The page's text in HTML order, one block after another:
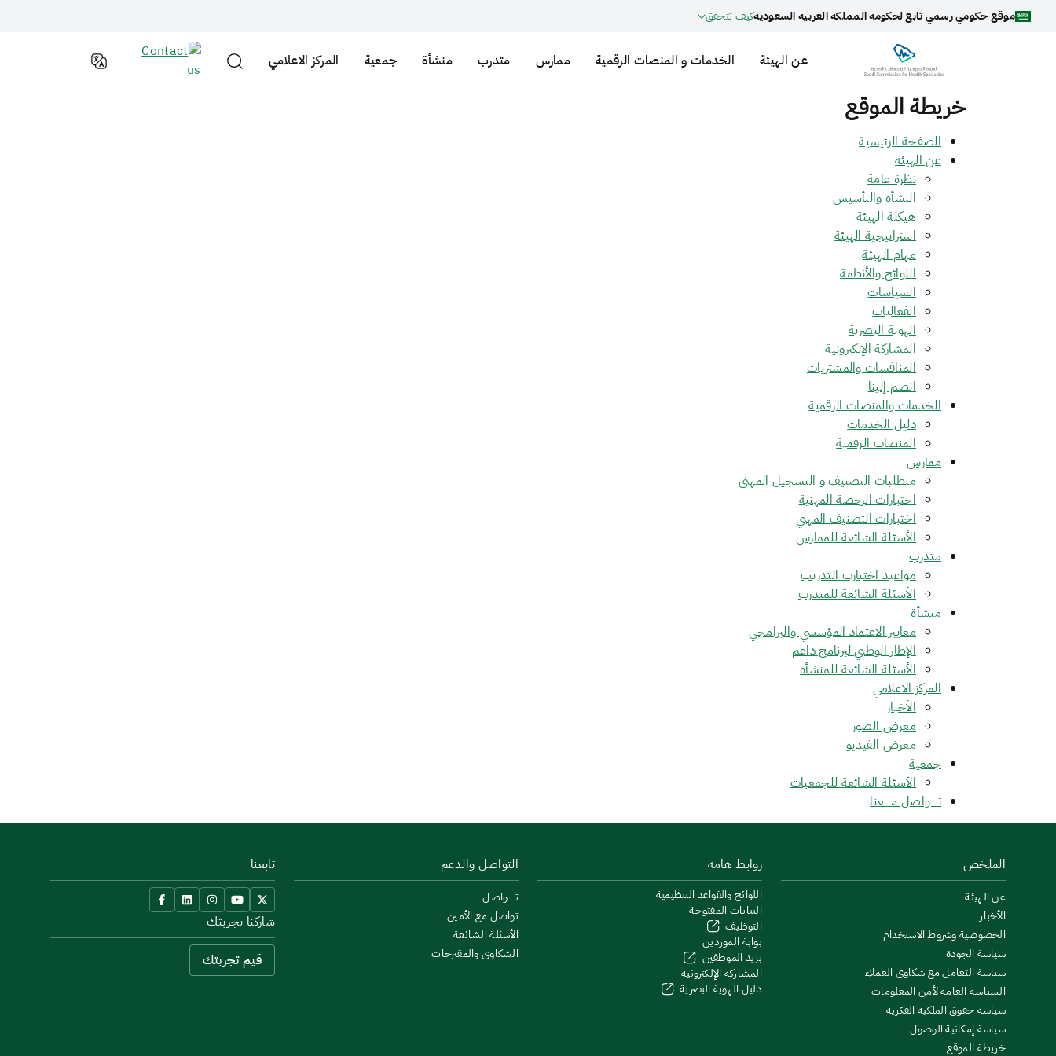
موقع حكومي رسمي تابع لحكومة المملكة العربية السعوديةكيف تتحقق
عن الهيئة الخدمات و المنصات الرقمية ممارس متدرب منشأة جمعية المركز الاعلامي
خريطة الموقع
الصفحة الرئيسية
عن الهيئة
نظرة عامة
النشأه والتأسيس
هيكلة الهيئة
استراتيجية الهيئة
مهام الهيئة
اللوائح والأنظمة
السياسات
الفعاليات
الهوية البصرية
المشاركة الإلكترونية
المنافسات والمشتريات
انضم إلينا
الخدمات والمنصات الرقمية
دليل الخدمات
المنصات الرقمية
ممارس
متطلبات التصنيف و التسجيل المهني
اختبارات الرخصة المهنية
اختبارات التصنيف المهني
الأسئلة الشائعة للممارس
متدرب
مواعيد اختبارت التدريب
الأسئلة الشائعة للمتدرب
منشأة
معايير الاعتماد المؤسسي والبرامجي
الإطار الوطني لبرنامج داعم
الأسئلة الشائعة للمنشأة
المركز الاعلامي
الأخبار
معرض الصور
معرض الفيديو
جمعية
الأسئلة الشائعة للجمعيات
تــــواصل مــــعنا
الملخص
عن الهيئة
الأخبار
الخصوصية وشروط الاستخدام
سياسة الجودة
سياسة التعامل مع شكاوى العملاء
السياسة العامة لأمن المعلومات
سياسة حقوق الملكية الفكرية
سياسة إمكانية الوصول
خريطة الموقع
روابط هامة
اللوائح والقواعد التنظيمية
البيانات المفتوحة
التوظيف
بوابة الموردين
بريد الموظفين
المشاركة الإلكترونية
دليل الهوية البصرية
التواصل والدعم
تــــواصل
تواصل مع الأمين
الأسئلة الشائعة
الشكاوى والمقترحات
تابعنا
شاركنا تجربتك
قيم تجربتك